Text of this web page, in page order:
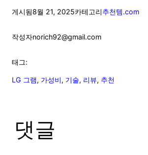
게시됨8월 21, 2025카테고리추천템.com
작성자norich92@gmail.com
태그:
LG 그램, 가성비, 기술, 리뷰, 추천
댓글